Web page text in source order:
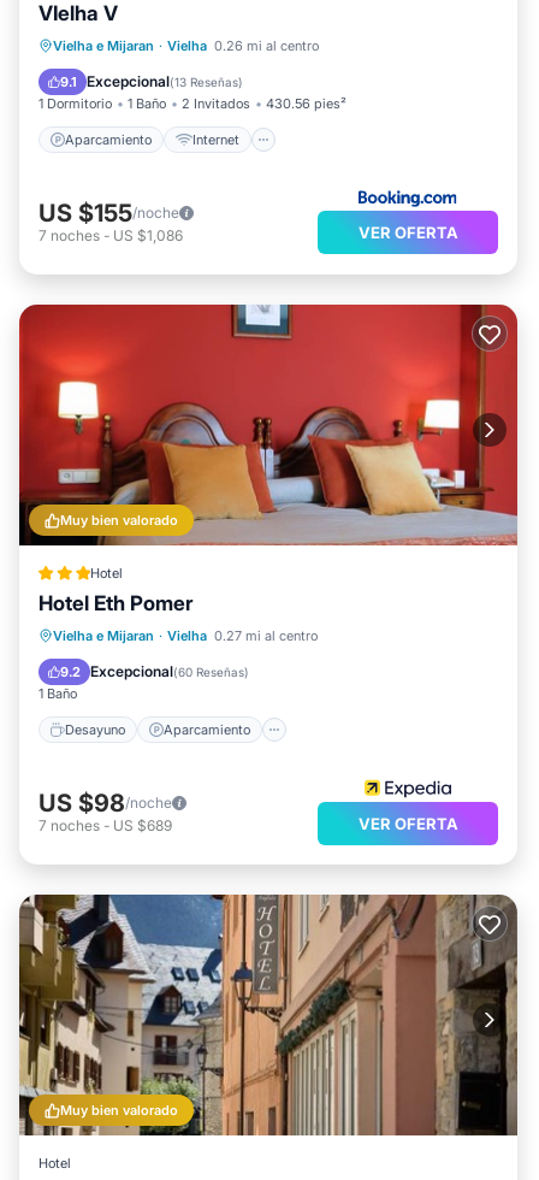
VIelha V
Vielha e Mijaran · Vielha 0.26 mi al centro
9.1 Excepcional(13 Reseñas)
1 Dormitorio 1 Baño 2 Invitados 430.56 pies²
Aparcamiento Internet
Aparcamiento
Internet
Apto para niños
US $155/noche
7 noches - US $1,086 VER OFERTA
Muy bien valorado
Hotel
Hotel Eth Pomer
Vielha e Mijaran · Vielha 0.27 mi al centro
9.2 Excepcional(60 Reseñas)
1 Baño
Desayuno Aparcamiento
Desayuno Aparcamiento
Balcón/Terraza
US $98/noche
7 noches - US $689 VER OFERTA
Muy bien valorado
Hotel